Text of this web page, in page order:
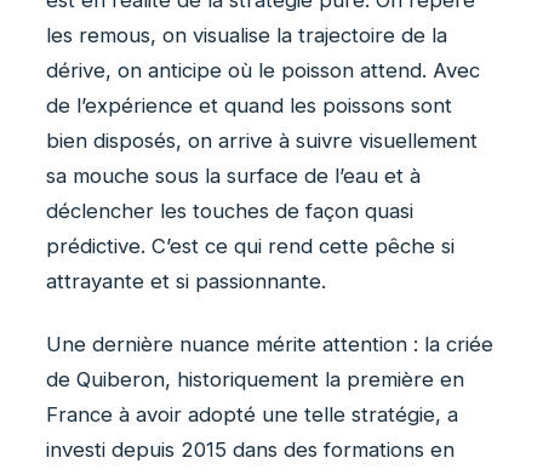
les remous, on visualise la trajectoire de la
dérive, on anticipe où le poisson attend. Avec
de l’expérience et quand les poissons sont
bien disposés, on arrive à suivre visuellement
sa mouche sous la surface de l’eau et à
déclencher les touches de façon quasi
prédictive. C’est ce qui rend cette pêche si
attrayante et si passionnante.
Une dernière nuance mérite attention : la criée
de Quiberon, historiquement la première en
France à avoir adopté une telle stratégie, a
investi depuis 2015 dans des formations en